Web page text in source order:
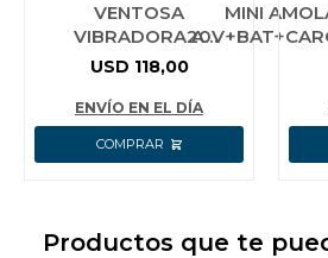
VENTOSA
VIBRADORA A
BATERIA P20S 20V
CERAMICA C/ BAT
2.0AH + CARGAD
USD 118,00
ENVÍO EN EL DÍA
MINI
Productos que te